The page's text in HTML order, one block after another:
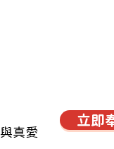
真愛
立即